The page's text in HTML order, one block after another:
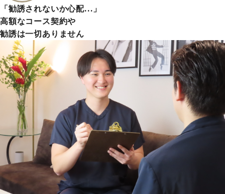
「勧誘されないか心配…」
高額なコース契約や
勧誘は一切ありません